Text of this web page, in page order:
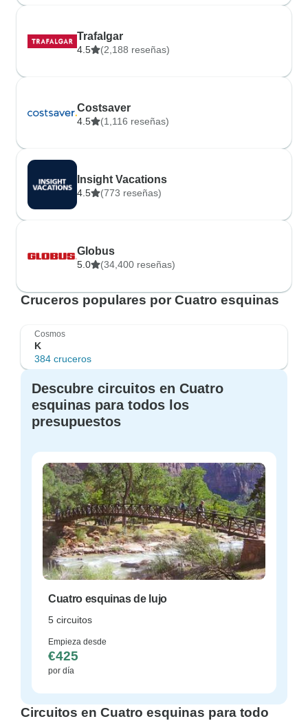
Trafalgar
4.5 (2,188 reseñas)
Costsaver
4.5 (1,116 reseñas)
Insight Vacations
4.5 (773 reseñas)
Globus
5.0 (34,400 reseñas)
Cruceros populares por Cuatro esquinas
Cosmos
K
384 cruceros
Descubre circuitos en Cuatro
esquinas para todos los
presupuestos
Cuatro esquinas de lujo
5 circuitos
Empieza desde
€425
por día
Circuitos en Cuatro esquinas para todo